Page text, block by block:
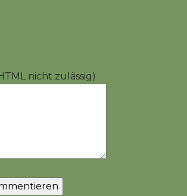
nicht zulässig)